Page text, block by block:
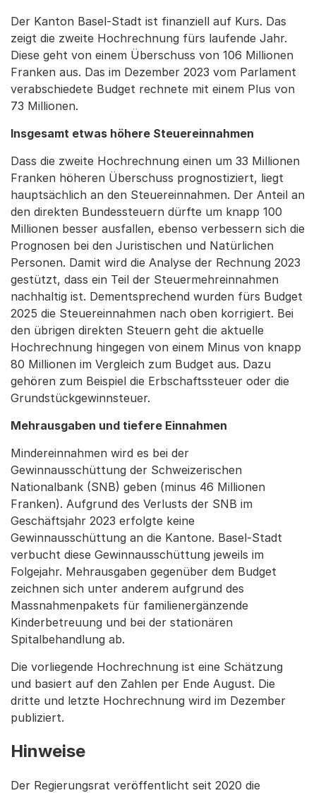
Der Kanton Basel-Stadt ist finanziell auf Kurs. Das
zeigt die zweite Hochrechnung fürs laufende Jahr.
Diese geht von einem Überschuss von 106 Millionen
Franken aus. Das im Dezember 2023 vom Parlament
verabschiedete Budget rechnete mit einem Plus von
73 Millionen.
Insgesamt etwas höhere Steuereinnahmen
Dass die zweite Hochrechnung einen um 33 Millionen
Franken höheren Überschuss prognostiziert, liegt
hauptsächlich an den Steuereinnahmen. Der Anteil an
den direkten Bundessteuern dürfte um knapp 100
Millionen besser ausfallen, ebenso verbessern sich die
Prognosen bei den Juristischen und Natürlichen
Personen. Damit wird die Analyse der Rechnung 2023
gestützt, dass ein Teil der Steuermehreinnahmen
nachhaltig ist. Dementsprechend wurden fürs Budget
2025 die Steuereinnahmen nach oben korrigiert. Bei
den übrigen direkten Steuern geht die aktuelle
Hochrechnung hingegen von einem Minus von knapp
80 Millionen im Vergleich zum Budget aus. Dazu
gehören zum Beispiel die Erbschaftssteuer oder die
Grundstückgewinnsteuer.
Mehrausgaben und tiefere Einnahmen
Mindereinnahmen wird es bei der
Gewinnausschüttung der Schweizerischen
Nationalbank (SNB) geben (minus 46 Millionen
Franken). Aufgrund des Verlusts der SNB im
Geschäftsjahr 2023 erfolgte keine
Gewinnausschüttung an die Kantone. Basel-Stadt
verbucht diese Gewinnausschüttung jeweils im
Folgejahr. Mehrausgaben gegenüber dem Budget
zeichnen sich unter anderem aufgrund des
Massnahmenpakets für familienergänzende
Kinderbetreuung und bei der stationären
Spitalbehandlung ab.
Die vorliegende Hochrechnung ist eine Schätzung
und basiert auf den Zahlen per Ende August. Die
dritte und letzte Hochrechnung wird im Dezember
publiziert.
Hinweise
Der Regierungsrat veröffentlicht seit 2020 die